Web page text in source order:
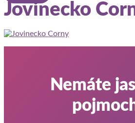
Jovinecko
Nemáte